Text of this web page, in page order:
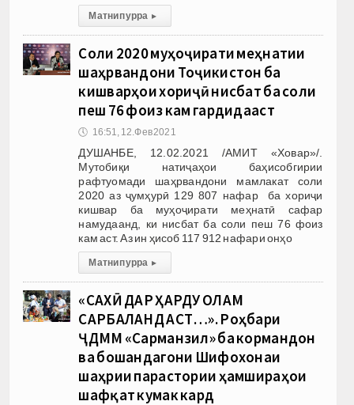
Матни пурра ▸
Соли 2020 муҳоҷирати меҳнатии
шаҳрвандони Тоҷикистон ба
кишварҳои хориҷӣ нисбат ба соли
пеш 76 фоиз кам гардидааст
🕔 16:51, 12.Фев 2021
ДУШАНБЕ, 12.02.2021 /АМИТ «Ховар»/.
Мутобиқи натиҷаҳои баҳисобгирии
рафтуомади шаҳрвандони мамлакат соли
2020 аз ҷумҳурӣ 129 807 нафар ба хориҷи
кишвар ба муҳоҷирати меҳнатӣ сафар
намудаанд, ки нисбат ба соли пеш 76 фоиз
кам аст. Аз ин ҳисоб 117 912 нафари онҳо
Матни пурра ▸
«САХӢ ДАР ҲАРДУ ОЛАМ
САРБАЛАНД АСТ…». Роҳбари
ҶДММ «Сарманзил» ба кормандон
ва бошандагони Шифохонаи
шаҳрии парастории ҳамшираҳои
шафқат кумак кард